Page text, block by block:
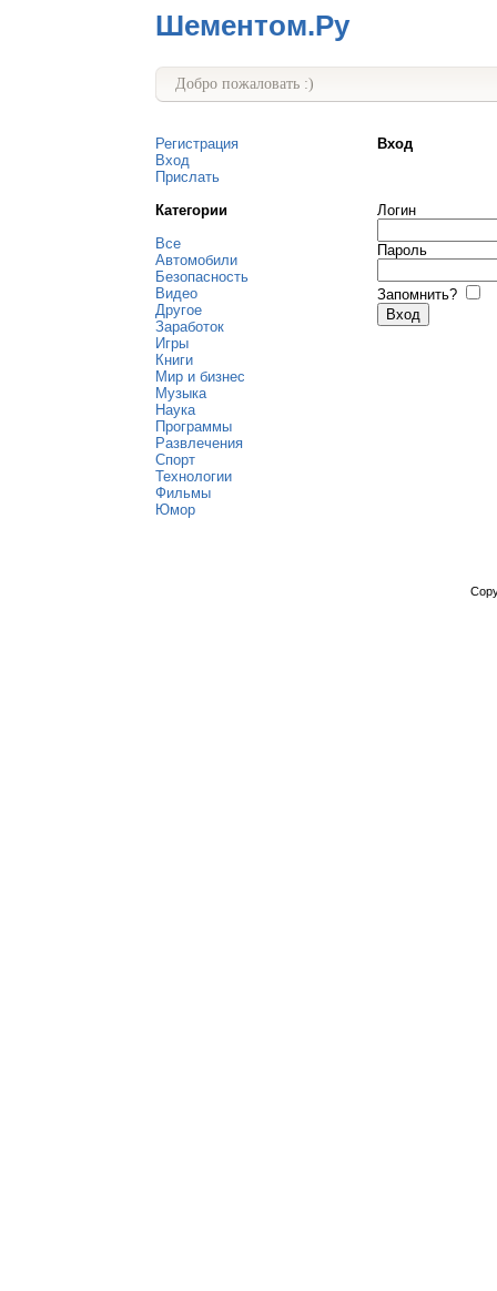
Шементом.Ру
Добро пожаловать :)
Регистрация
Вход
Прислать
Категории
Все
Автомобили
Безопасность
Видео
Другое
Заработок
Игры
Книги
Мир и бизнес
Музыка
Наука
Программы
Развлечения
Спорт
Технологии
Фильмы
Юмор
Вход
Логин
Пароль
Запомнить?